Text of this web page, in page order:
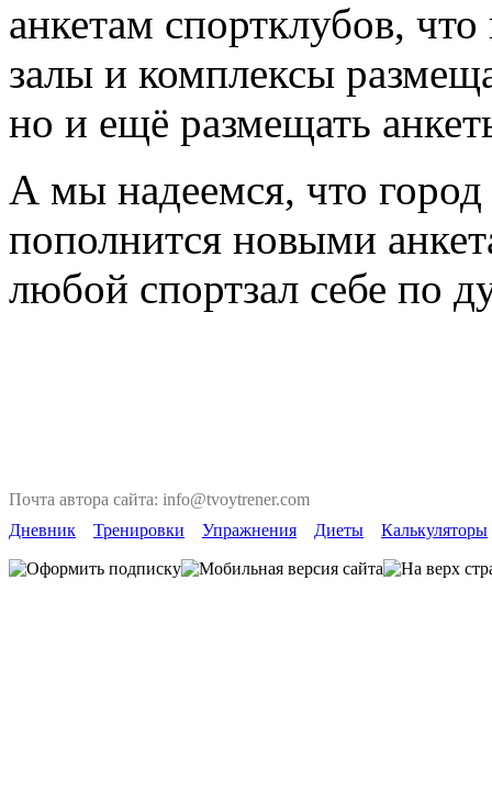
анкетам спортклубов,
залы и комплексы
но и ещё размещать
А мы надеемся, что
пополнится новыми
любой спортзал себе по
Почта автора сайта: info@tvoytrener.com
Дневник
Тренировки Упражнения Диеты Калькуляторы